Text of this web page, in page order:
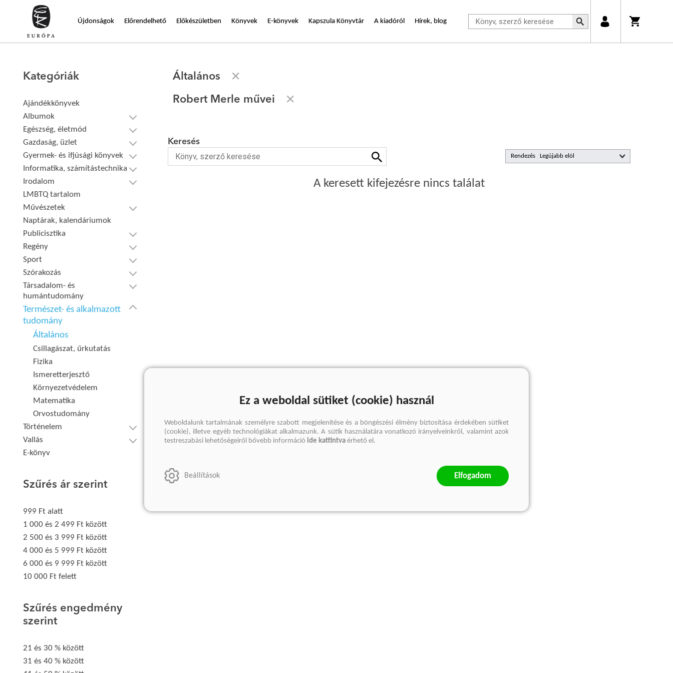
Újdonságok Előrendelhető Előkészületben Könyvek E-könyvek Kapszula Könyvtár A kiadóról Hírek, blog
Kategóriák
Ajándékkönyvek
Albumok
Egészség, életmód
Gazdaság, üzlet
Gyermek- és ifjúsági könyvek
Informatika, számítástechnika
Irodalom
LMBTQ tartalom
Művészetek
Naptárak, kalendáriumok
Publicisztika
Regény
Sport
Szórakozás
Társadalom- és
humántudomány
Természet- és alkalmazott
tudomány
Általános
Csillagászat, űrkutatás
Fizika
Ismeretterjesztő
Környezetvédelem
Matematika
Orvostudomány
Történelem
Vallás
E-könyv
Szűrés ár szerint
999 Ft alatt
1 000 és 2 499 Ft között
2 500 és 3 999 Ft között
4 000 és 5 999 Ft között
6 000 és 9 999 Ft között
10 000 Ft felett
Szűrés engedmény
szerint
21 és 30 % között
31 és 40 % között
Általános
Robert Merle művei
Rendezés
Keresés
A keresett kifejezésre nincs találat
Ez a weboldal sütiket (cookie) használ
Weboldalunk tartalmának személyre szabott megjelenítése és a böngészési élmény biztosítása érdekében sütiket
(cookie), illetve egyéb technológiákat alkalmazunk. A sütik használatára vonatkozó irányelveinkről, valamint azok
testreszabási lehetőségeiről bővebb információ ide kattintva érhető el.
Beállítások Elfogadom